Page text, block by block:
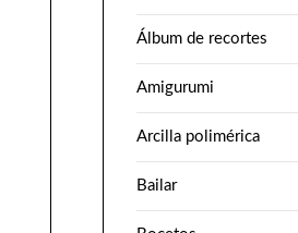
Álbum de recortes
Amigurumi
Arcilla polimérica
Bailar